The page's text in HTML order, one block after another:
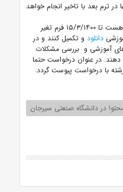
ترم بعد با تاخیر انجام خواهد
دانشجویان جهت تغیر رشته داخلی لازم هست تا ۱۵/۳/۱۴۰۰ فرم تغیر
دانلود و تکمیل کنند و در
های آموزشی و بررسی مشکلات
در عنوان درخواست حتما
با درخواست پیوست گردد.
در دانشگاه صنعتی سیرجان